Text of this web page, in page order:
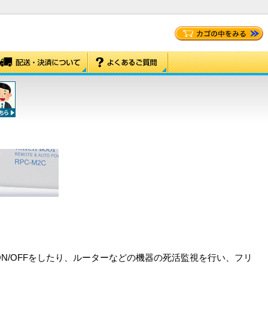
OFFをしたり、ルーターなどの機器の死活監視を行い、フリ